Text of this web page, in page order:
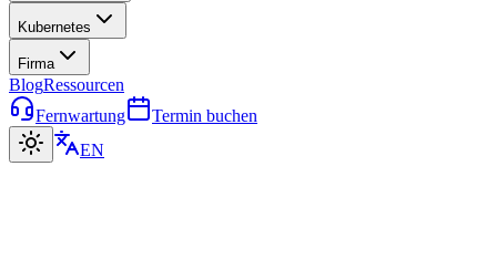
Kubernetes
Firma
BlogRessourcen
Fernwartung
Termin buchen
EN